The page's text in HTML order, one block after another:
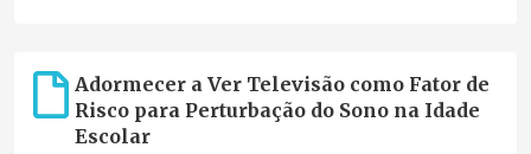
Adormecer a Ver Televisão como Fator de
Risco para Perturbação do Sono na Idade
Escolar